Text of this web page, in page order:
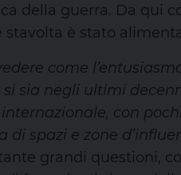
della guerra. Da qui
stavolta è stato
come
sia negli ultimi
con
di spazi e zone
grandi questioni,